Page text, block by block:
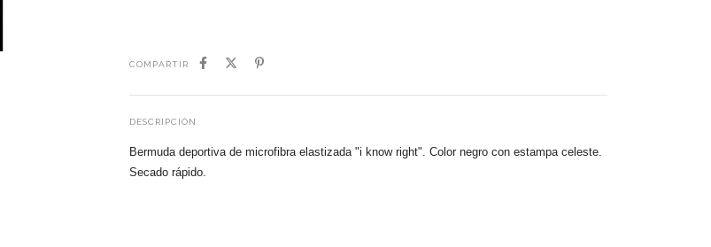
COMPARTIR
DESCRIPCIÓN
Bermuda deportiva de microfibra elastizada "i know right". Color negro con estampa celeste.
Secado rápido.